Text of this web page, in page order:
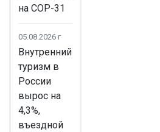
на COP-31
05.08.2026 г
Внутренний
туризм в
России
вырос на
4,3%,
въездной